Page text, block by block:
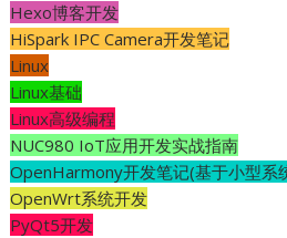
Hexo博客开发
HiSpark IPC Camera开发笔记
Linux
Linux基础
Linux高级编程
NUC980 IoT应用开发实战指南
OpenHarmony开发笔记(基于小型系
OpenWrt系统开发
PyQt5开发